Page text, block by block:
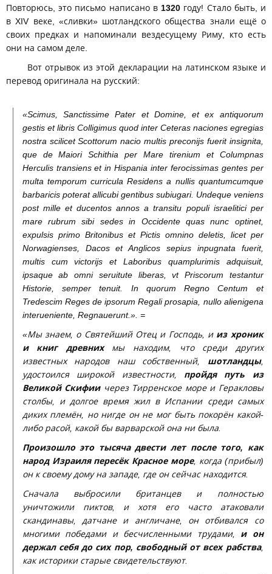
Повторюсь, это письмо написано в 1320 году! Стало быть, и
в XIV веке, «сливки» шотландского общества знали ещё о
своих предках и напоминали вездесущему Риму, кто есть
они на самом деле.
Вот отрывок из этой декларации на латинском языке и
перевод оригинала на русский:
«Scimus, Sanctissime Pater et Domine, et ex antiquorum
gestis et libris Colligimus quod inter Ceteras naciones egregias
nostra scilicet Scottorum nacio multis preconijs fuerit insignita,
que de Maiori Schithia per Mare tirenium et Columpnas
Herculis transiens et in Hispania inter ferocissimas gentes per
multa temporum curricula Residens a nullis quantumcumque
barbaricis poterat allicubi gentibus subiugari. Undeque veniens
post mille et ducentos annos a transitu populi israelitici per
mare rubrum sibi sedes in Occidente quas nunc optinet,
expulsis primo Britonibus et Pictis omnino deletis, licet per
Norwagienses, Dacos et Anglicos sepius inpugnata fuerit,
multis cum victorijs et Laboribus quamplurimis adquisuit,
ipsaque ab omni seruitute liberas, vt Priscorum testantur
Historie, semper tenuit. In quorum Regno Centum et
Tredescim Reges de ipsorum Regali prosapia, nullo alienigena
interueniente, Regnauerunt.». =
«Мы знаем, о Святейший Отец и Господь, и из хроник
и книг древнихмы находим, что среди других
известных народов наш собственный, шотландцы,
удостоился широкой известности, пройдя путь из
Великой Скифиичерез Тирренское море и Геракловы
столбы, и долгое время жил в Испании среди самых
диких племён, но нигде он не мог быть покорён какой-
либо расой, какой бы варварской она ни была.
Произошло это тысяча двести лет после того, как
народ Израиля пересёк Красное море, когда (прибыл)
он к своему дому на западе, где он сейчас находится.
Сначала выбросили британцев и полностью
уничтожили пиктов, и хотя его часто атаковали
скандинавы, датчане и англичане, он отбивался со
многими победами и бесчисленными трудами, и он
держал себя до сих пор, свободный от всех рабства,
как историки старые свидетельствуют.